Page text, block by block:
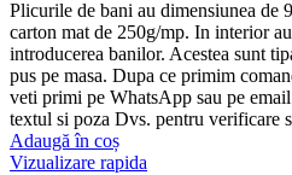
Plicurile de bani au dimensiunea de
carton mat de 250g/mp. In interior
introducerea banilor. Acestea sunt
pus pe masa. Dupa ce primim
veti primi pe WhatsApp sau pe
textul si poza Dvs. pentru verificare
Adaugă în coș
Vizualizare rapida